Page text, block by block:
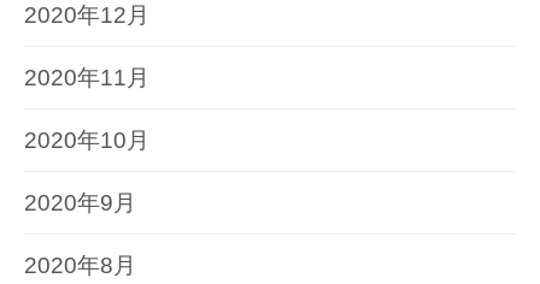
2020年12月
2020年11月
2020年10月
2020年9月
2020年8月